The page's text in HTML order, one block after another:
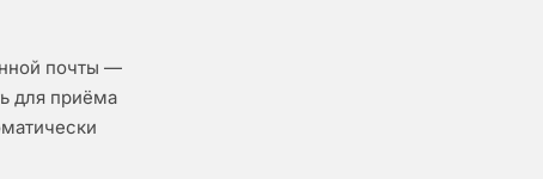
почты —
для приёма